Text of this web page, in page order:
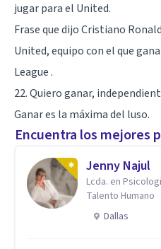
jugar para el United.
Frase que dijo Cristiano
United, equipo con el que
League .
22. Quiero ganar,
Ganar es la máxima del luso.
Encuentra los mejores
Jenny Najul
Lcda. en
Talento Humano
Dallas